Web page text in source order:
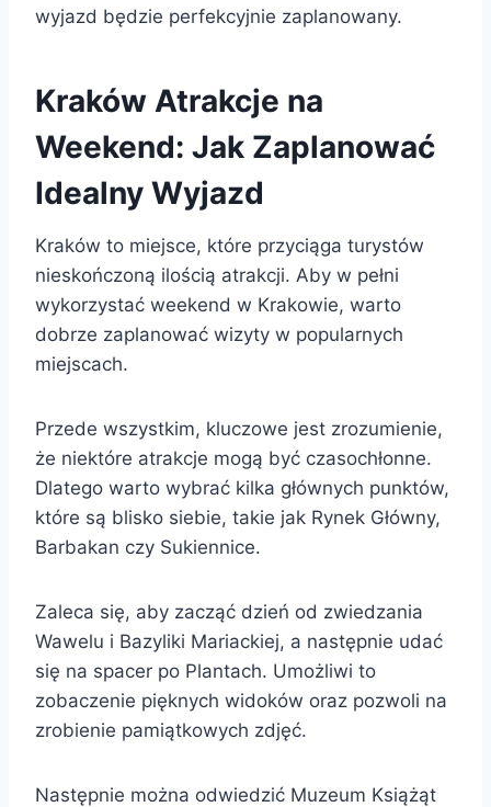
wyjazd będzie perfekcyjnie zaplanowany.
Kraków Atrakcje na
Weekend: Jak Zaplanować
Idealny Wyjazd
Kraków to miejsce, które przyciąga turystów
nieskończoną ilością atrakcji. Aby w pełni
wykorzystać weekend w Krakowie, warto
dobrze zaplanować wizyty w popularnych
miejscach.
Przede wszystkim, kluczowe jest zrozumienie,
że niektóre atrakcje mogą być czasochłonne.
Dlatego warto wybrać kilka głównych punktów,
które są blisko siebie, takie jak Rynek Główny,
Barbakan czy Sukiennice.
Zaleca się, aby zacząć dzień od zwiedzania
Wawelu i Bazyliki Mariackiej, a następnie udać
się na spacer po Plantach. Umożliwi to
zobaczenie pięknych widoków oraz pozwoli na
zrobienie pamiątkowych zdjęć.
Następnie można odwiedzić Muzeum Książąt